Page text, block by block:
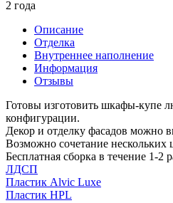
2 года
Описание
Отделка
Внутреннее наполнение
Информация
Отзывы
Готовы изготовить шкафы-купе
конфигурации.
Декор и отделку фасадов можно
Возможно сочетание нескольких
Бесплатная сборка в течение 1-2
ЛДСП
Пластик Alvic Luxe
Пластик HPL